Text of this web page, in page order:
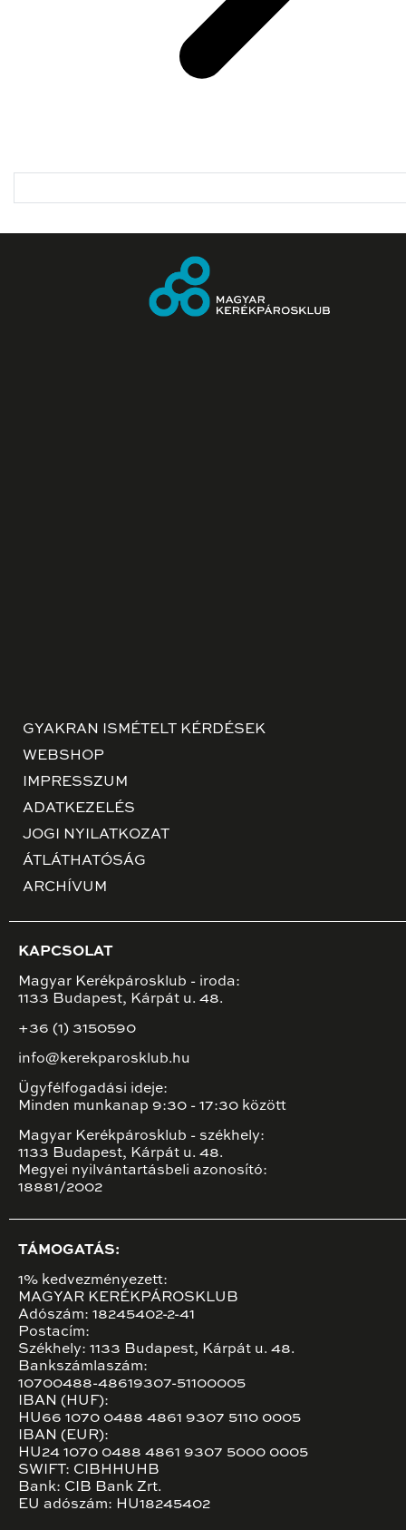
GYAKRAN ISMÉTELT KÉRDÉSEK
WEBSHOP
IMPRESSZUM
ADATKEZELÉS
JOGI NYILATKOZAT
ÁTLÁTHATÓSÁG
ARCHÍVUM
KAPCSOLAT
Magyar Kerékpárosklub - iroda:
1133 Budapest, Kárpát u. 48.
+36 (1) 3150590
info@kerekparosklub.hu
Ügyfélfogadási ideje:
Minden munkanap 9:30 - 17:30 között
Magyar Kerékpárosklub - székhely:
1133 Budapest, Kárpát u. 48.
Megyei nyilvántartásbeli azonosító:
18881/2002
TÁMOGATÁS:
1% kedvezményezett:
MAGYAR KERÉKPÁROSKLUB
Adószám: 18245402-2-41
Postacím:
Székhely: 1133 Budapest, Kárpát u. 48.
Bankszámlaszám:
10700488-48619307-51100005
IBAN (HUF):
HU66 1070 0488 4861 9307 5110 0005
IBAN (EUR):
HU24 1070 0488 4861 9307 5000 0005
SWIFT: CIBHHUHB
Bank: CIB Bank Zrt.
EU adószám: HU18245402